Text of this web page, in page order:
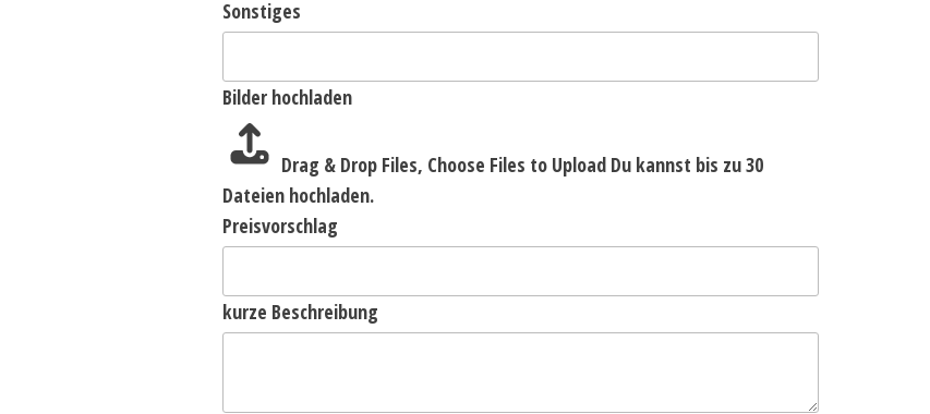
Sonstiges
Bilder hochladen
Drag & Drop Files, Choose Files to Upload Du kannst bis zu 30
Dateien hochladen.
Preisvorschlag
kurze Beschreibung